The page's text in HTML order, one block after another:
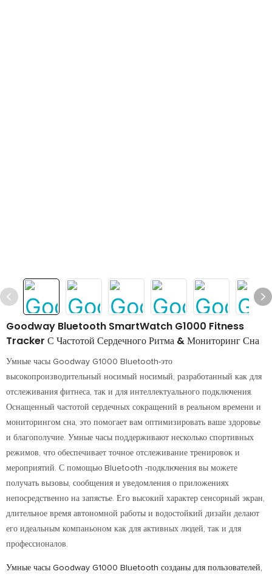
Goodway Bluetooth SmartWatch G1000 Fitness
Tracker С Частотой Сердечного Ритма & Мониторинг Сна
Умные часы Goodway G1000 Bluetooth-это
высокопроизводительный носимый носимый, разработанный как для
отслеживания фитнеса, так и для интеллектуального подключения.
Оснащенный частотой сердечных сокращений в реальном времени и
мониторингом сна, это помогает вам оптимизировать ваше здоровье
и благополучие. Умные часы поддерживают несколько спортивных
режимов, что обеспечивает точное отслеживание тренировок и
мероприятий. С помощью Bluetooth -подключения вы можете
получать вызовы, сообщения и уведомления о приложениях
непосредственно на запястье. Его высокий характер сенсорный экран,
длительное время автономной работы и водостойкий дизайн делают
его идеальным компаньоном как для активных людей, так и для
профессионалов.
Умные часы Goodway G1000 Bluetooth созданы для пользователей,